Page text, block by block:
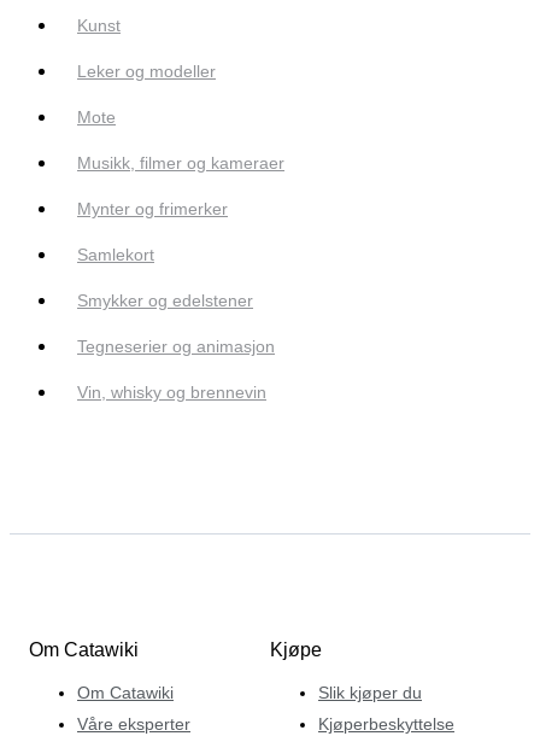
Kunst
Leker og modeller
Mote
Musikk, filmer og kameraer
Mynter og frimerker
Samlekort
Smykker og edelstener
Tegneserier og animasjon
Vin, whisky og brennevin
Om Catawiki
Om Catawiki
Våre eksperter
Kjøpe
Slik kjøper du
Kjøperbeskyttelse